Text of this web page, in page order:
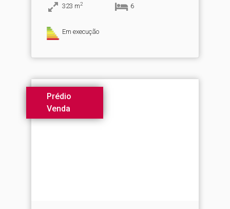
323 m2 6
Em execução
Prédio
Venda